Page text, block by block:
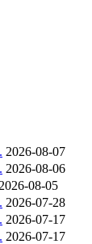
2026-08-07
2026-08-06
2026-08-05
2026-07-28
2026-07-17
2026-07-17